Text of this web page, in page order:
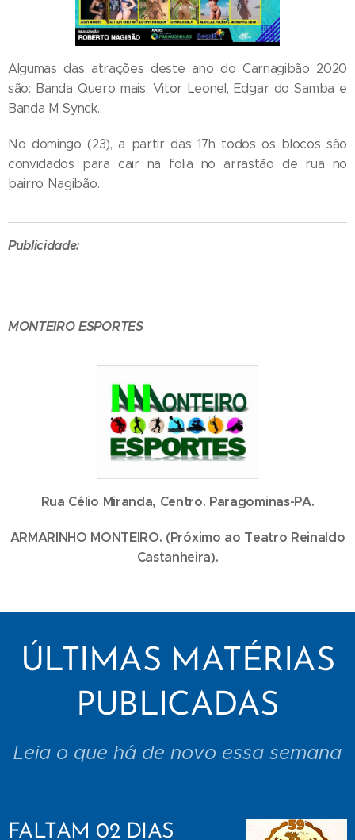
Algumas das atrações deste ano do Carnagibão 2020
são: Banda Quero mais, Vitor Leonel, Edgar do Samba e
Banda M Synck.
No domingo (23), a partir das 17h todos os blocos são
convidados para cair na folia no arrastão de rua no
bairro Nagibão.
Publicidade:
MONTEIRO ESPORTES
Rua Célio Miranda, Centro. Paragominas-PA.
ARMARINHO MONTEIRO. (Próximo ao Teatro Reinaldo
Castanheira).
ÚLTIMAS MATÉRIAS
PUBLICADAS
Leia o que há de novo essa semana
FALTAM 02 DIAS